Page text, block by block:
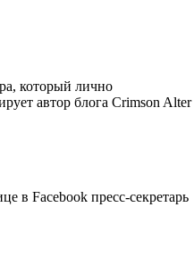
который лично
автор блога Crimson Alter
в Facebook пресс-секретарь